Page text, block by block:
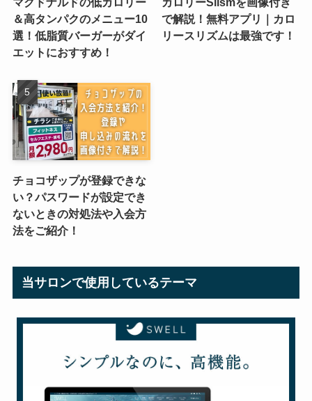
＆高タンパクのメニュー10
選！低脂質バーガーがダイ
エットにおすすめ！
で解説！無料アプリ｜カロ
リースリズムは最強です！
チョコザップが登録できな
い？パスワードが設定でき
ないときの対処法や入会方
法をご紹介！
当サロンで使用しているテーマ